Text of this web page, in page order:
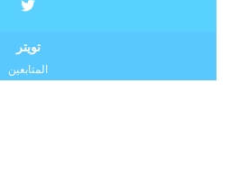
تويتر
المتابعين